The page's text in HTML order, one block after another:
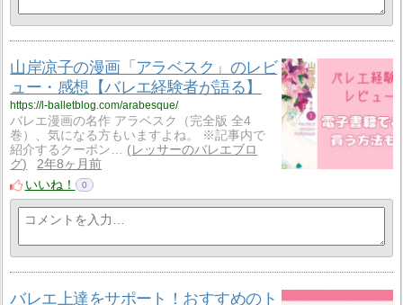
山岸凉子の漫画「アラベスク」のレビ
ュー・感想【バレエ経験者が語る】
https://l-balletblog.com/arabesque/
バレエ漫画の名作 アラベスク（完全版 全4
巻）、気になる方もいますよね。 ※記事内で
紹介するクーポン…
レッサーのバレエブロ
グ
2年8ヶ月前
いいね！
0
バレエ上達をサポート！おすすめのト